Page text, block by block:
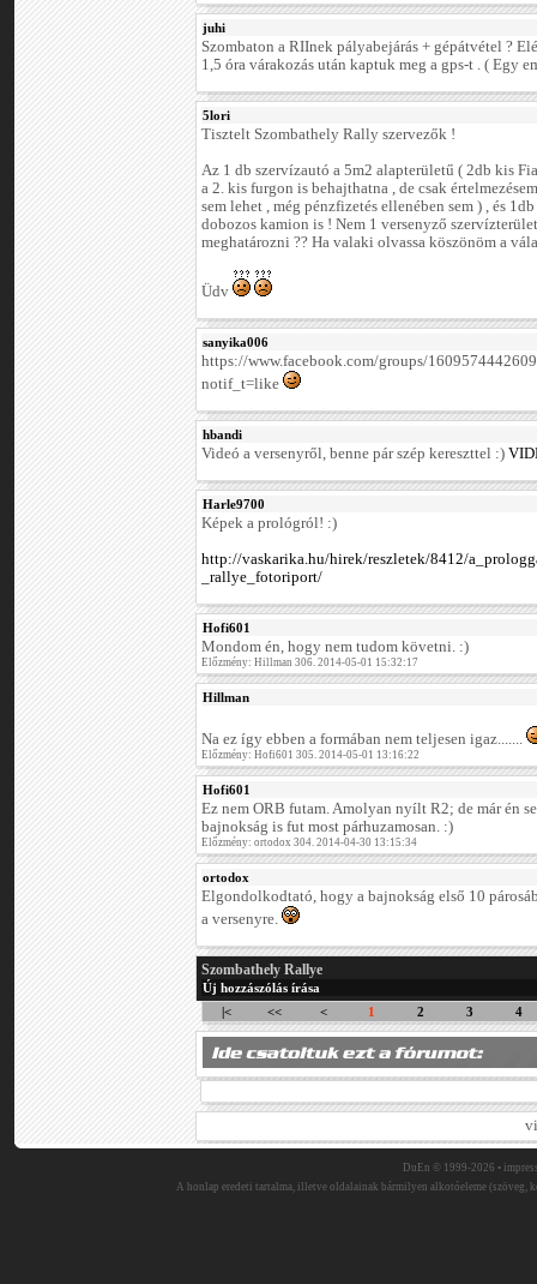
juhi
Szombaton a RIInek pályabejárás + gépátvétel ?
1,5 óra várakozás után kaptuk meg a gps-t . ( Egy
5lori
Tisztelt Szombathely Rally szervezők !
Az 1 db szervízautó a 5m2 alapterületű ( 2db kis
a 2. kis furgon is behajthatna , de csak
sem lehet , még pénzfizetés ellenében sem ) , és
dobozos kamion is ! Nem 1 versenyző
meghatározni ?? Ha valaki olvassa köszönöm a
Üdv
sanyika006
https://www.facebook.com/groups/
notif_t=like
hbandi
Videó a versenyről, benne pár szép kereszttel :)
Harle9700
Képek a prológról! :)
http://vaskarika.hu/hirek/reszletek/8412/
_rallye_fotoriport/
Hofi601
Mondom én, hogy nem tudom követni. :)
Előzmény: Hillman 306. 2014-05-01 15:32:17
Hillman
Na ez így ebben a formában nem teljesen igaz.......
Előzmény: Hofi601 305. 2014-05-01 13:16:22
Hofi601
Ez nem ORB futam. Amolyan nyílt R2; de már én
bajnokság is fut most párhuzamosan. :)
Előzmény: ortodox 304. 2014-04-30 13:15:34
ortodox
Elgondolkodtató, hogy a bajnokság első 10
a versenyre.
Szombathely Rallye
Új hozzászólás írása
|<
<< < 1 2 3 4
DuEn © 1999-2026 •
A honlap eredeti tartalma, illetve oldalainak bármilyen alkotóeleme (szöveg,